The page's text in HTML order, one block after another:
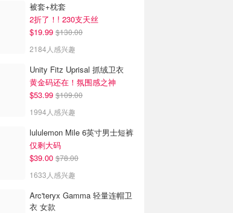
被套+枕套
2折了！! 230支天丝
$19.99 $130.00
2184人感兴趣
Unity Fitz Uprisal 抓绒卫衣
黄金码还在！氛围感之神
$53.99 $109.00
1994人感兴趣
lululemon Mile 6英寸男士短裤
仅剩大码
$39.00 $78.00
1633人感兴趣
Arc'teryx Gamma 轻量连帽卫
衣 女款